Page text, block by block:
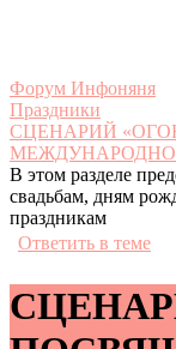
Форум Инфоняня
Праздники
СЦЕНАРИЙ
В этом разделе
свадьбам, дням
праздникам
Ответить в теме